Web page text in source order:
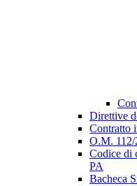
Direttive
Contratto
O.M. 112/
Codice di
PA
Bacheca